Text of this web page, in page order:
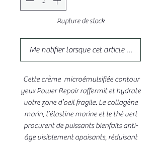
Rupture de stock
Me notifier lorsque cet article est
Cette crème microémulsifiée contour
yeux Power Repair raffermit et hydrate
votre zone d’oeil fragile. Le collagène
marin, l’élastine marine et le thé vert
procurent de puissants bienfaits anti-
âge visiblement apaisants, réduisant